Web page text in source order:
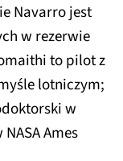
Navarro jest
w rezerwie
to pilot z
lotniczym;
w
Ames